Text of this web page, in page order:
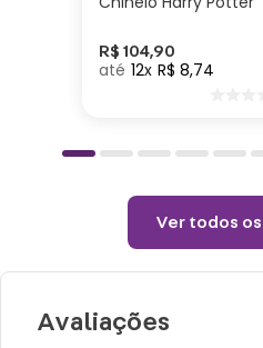
Cuidados e
Lavar com água,
Não vai ao micro-
Não utilizar químicos e
Choques ou quedas
quebrar o produto,
R$ 104,90
12 R$ 8,74
Ver todos
Avaliações